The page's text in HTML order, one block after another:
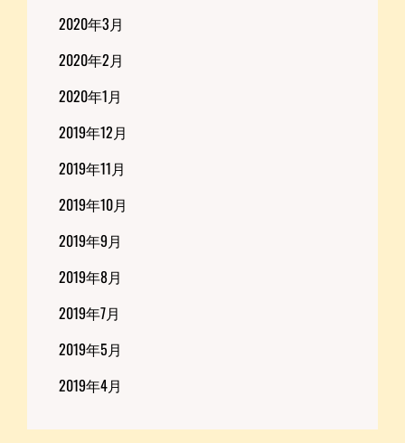
2020年3月
2020年2月
2020年1月
2019年12月
2019年11月
2019年10月
2019年9月
2019年8月
2019年7月
2019年5月
2019年4月